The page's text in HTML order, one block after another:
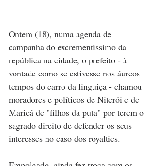
Ontem (18), numa agenda de
campanha do excrementíssimo da
república na cidade, o prefeito - à
vontade como se estivesse nos áureos
tempos do carro da linguiça - chamou
moradores e políticos de Niterói e de
Maricá de "filhos da puta" por terem o
sagrado direito de defender os seus
interesses no caso dos royalties.